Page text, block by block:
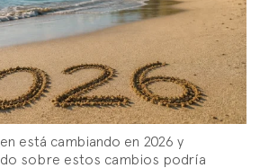
está cambiando en 2026 y
sobre estos cambios podría